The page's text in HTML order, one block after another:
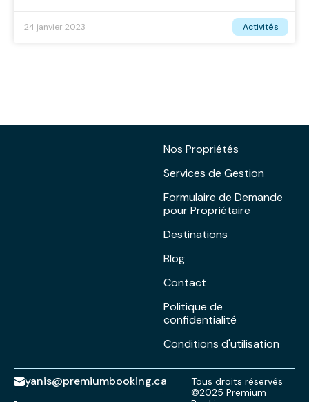
Activités
24 janvier 2023
Nos Propriétés
Services de Gestion
Formulaire de Demande
pour Propriétaire
Destinations
Blog
Contact
Politique de
confidentialité
Conditions d'utilisation
yanis@premiumbooking.ca
Tous droits réservés
©2025 Premium